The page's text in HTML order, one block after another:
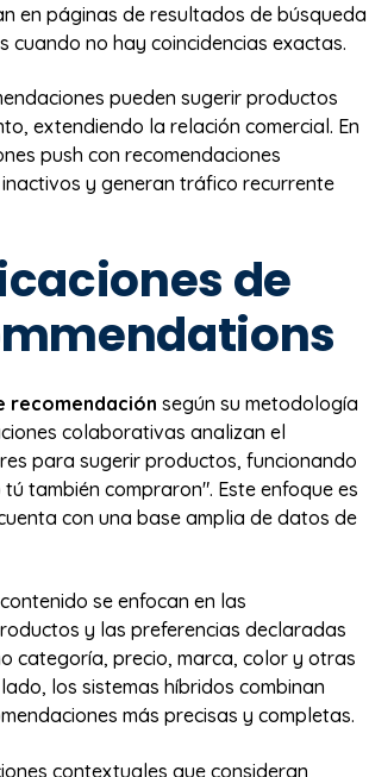
en páginas de resultados de búsqueda
no hay coincidencias exactas.
pueden sugerir productos
extendiendo la relación comercial. En
push con recomendaciones
y generan tráfico recurrente
de
recomendación según su metodología
colaborativas analizan el
para sugerir productos, funcionando
también compraron". Este enfoque es
con una base amplia de datos de
se enfocan en las
y las preferencias declaradas
categoría, precio, marca, color y otras
los sistemas híbridos combinan
más precisas y completas.
contextuales que consideran